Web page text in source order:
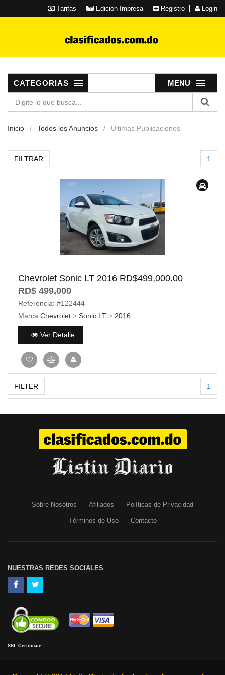
Tarifas Edición Impresa Registro Login
MENU
CATEGORIAS
Inicio Todos los Anuncios Ultimas Publicaciones
FILTRAR 1
Chevrolet Sonic LT 2016 RD$499,000.00
RD$ 499,000
Referencia: #122444
Marca:Chevrolet > Sonic LT > 2016
Ver Detalle
FILTER 1
Sobre Nosotros Afiliados Políticas de Privacidad
Términos de Uso Contacto
NUESTRAS REDES SOCIALES
SSL Certificate